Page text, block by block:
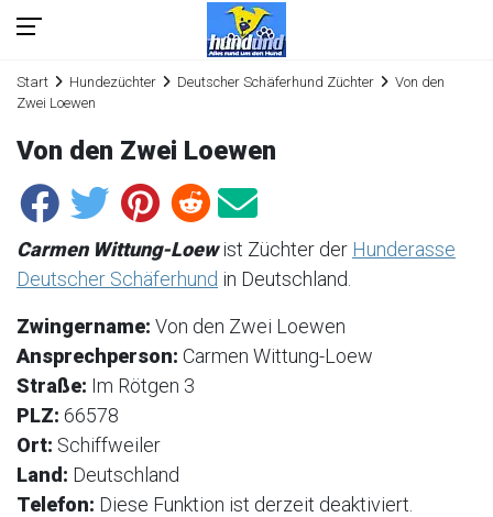
Start Hundezüchter Deutscher Schäferhund Züchter
Von den
Zwei Loewen
Von den Zwei Loewen
Carmen Wittung-Loewist Züchter der Hunderasse
Deutscher Schäferhund in Deutschland.
Zwingername: Von den Zwei Loewen
Ansprechperson: Carmen Wittung-Loew
Straße: Im Rötgen 3
PLZ: 66578
Ort: Schiffweiler
Land: Deutschland
Telefon: Diese Funktion ist derzeit deaktiviert.